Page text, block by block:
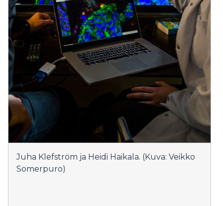
Juha Klefström ja Heidi Haikala. (Kuva: Veikko
Somerpuro)